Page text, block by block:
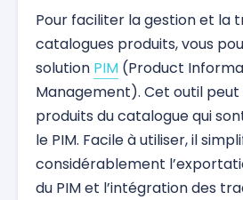
Pour faciliter la gestion et la
catalogues produits, vous
solution PIM (Product
Management). Cet outil
produits du catalogue qui
le PIM. Facile à utiliser, il
considérablement
du PIM et l’intégration des